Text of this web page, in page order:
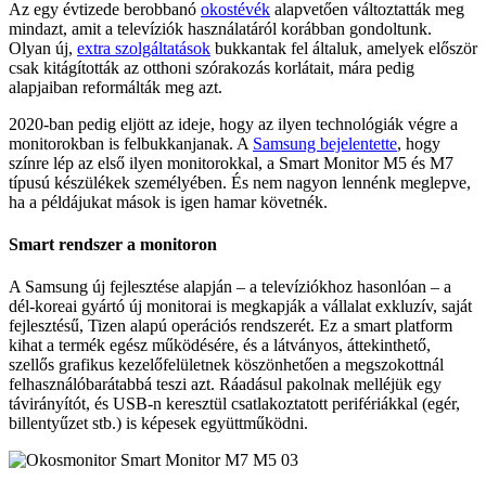
Az egy évtizede berobbanó okostévék alapvetően változtatták meg
mindazt, amit a televíziók használatáról korábban gondoltunk.
Olyan új, extra szolgáltatások bukkantak fel általuk, amelyek először
csak kitágították az otthoni szórakozás korlátait, mára pedig
alapjaiban reformálták meg azt.
2020-ban pedig eljött az ideje, hogy az ilyen technológiák végre a
monitorokban is felbukkanjanak. A Samsung bejelentette, hogy
színre lép az első ilyen monitorokkal, a Smart Monitor M5 és M7
típusú készülékek személyében. És nem nagyon lennénk meglepve,
ha a példájukat mások is igen hamar követnék.
Smart rendszer a monitoron
A Samsung új fejlesztése alapján – a televíziókhoz hasonlóan – a
dél-koreai gyártó új monitorai is megkapják a vállalat exkluzív, saját
fejlesztésű, Tizen alapú operációs rendszerét. Ez a smart platform
kihat a termék egész működésére, és a látványos, áttekinthető,
szellős grafikus kezelőfelületnek köszönhetően a megszokottnál
felhasználóbarátabbá teszi azt. Ráadásul pakolnak melléjük egy
távirányítót, és USB-n keresztül csatlakoztatott perifériákkal (egér,
billentyűzet stb.) is képesek együttműködni.